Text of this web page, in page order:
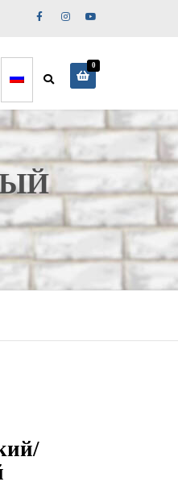
ОПЛАТА
0